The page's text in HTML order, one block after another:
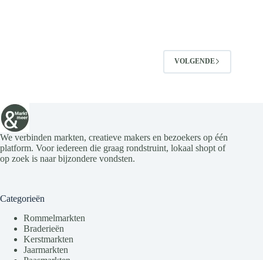
VOLGENDE
We verbinden markten, creatieve makers en bezoekers op één
platform. Voor iedereen die graag rondstruint, lokaal shopt of
op zoek is naar bijzondere vondsten.
Categorieën
Rommelmarkten
Braderieën
Kerstmarkten
Jaarmarkten